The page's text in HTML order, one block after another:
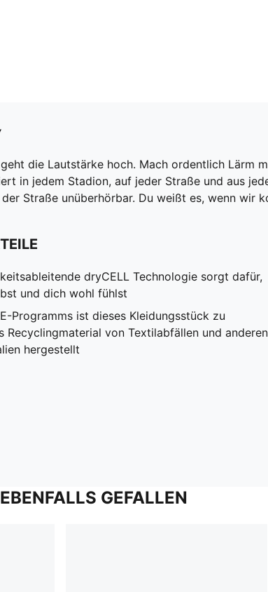
die Lautstärke hoch. Mach ordentlich Lärm
in jedem Stadion, auf jeder Straße und aus
Straße unüberhörbar. Du weißt es, wenn wir
dryCELL Technologie sorgt dafür,
und dich wohl fühlst
Programms ist dieses Kleidungsstück zu
Recyclingmaterial von Textilabfällen und anderen
hergestellt
GEFALLEN